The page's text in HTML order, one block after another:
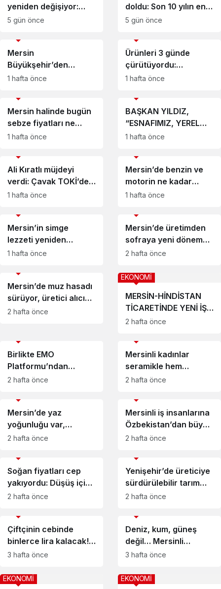
yeniden değişiyor:
LPG’ye zam yolda
5 gün önce
doldu: Son 10 yılın en
yüksek verimi
5 gün önce
Mersin
Büyükşehir’den
milyonluk destek
1 hafta önce
Ürünleri 3 günde
çürütüyordu:
Mersin’de mücadele
1 hafta önce
Mersin halinde bugün
sebze fiyatları ne
kadar oldu?
1 hafta önce
BAŞKAN YILDIZ,
“ESNAFIMIZ, YEREL
EKONOMİNİN
1 hafta önce
Ali Kıratlı müjdeyi
verdi: Çavak TOKİ’de
teslimler başlıyor
1 hafta önce
Mersin’de benzin ve
motorin ne kadar
oldu? İşte ilçe ilçe
1 hafta önce
Mersin’in simge
lezzeti yeniden
tezgâhlarda
1 hafta önce
Mersin’de üretimden
sofraya yeni dönem
çağrısı
2 hafta önce
Mersin’de muz hasadı
sürüyor, üretici alıcı
bekliyor
2 hafta önce
MERSİN-HİNDİSTAN
TİCARETİNDE YENİ İŞ
BİRLİĞİ ARAYIŞI
EKONOMİ
2 hafta önce
Birlikte EMO
Platformu’ndan
Toroslar EDAŞ’a
2 hafta önce
Mersinli kadınlar
seramikle hem
üretiyor hem
2 hafta önce
Mersin’de yaz
yoğunluğu var,
esnafın kasası boş
2 hafta önce
Mersinli iş insanlarına
Özbekistan’dan büyük
fırsat
2 hafta önce
Soğan fiyatları cep
yakıyordu: Düşüş için
tarih verildi
2 hafta önce
Yenişehir’de üreticiye
sürdürülebilir tarım
desteği
2 hafta önce
Çiftçinin cebinde
binlerce lira kalacak!
Mersin’de ücretsiz
3 hafta önce
Deniz, kum, güneş
değil… Mersinli
öğrencilerin yaz rotası
3 hafta önce
EKONOMİ EKONOMİ